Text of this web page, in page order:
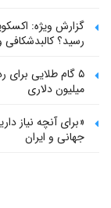
گزارش ویژه:
رسید؟
۵ گام طلایی
میلیون دلاری
«برای آنچه نیاز
جهانی و ایران